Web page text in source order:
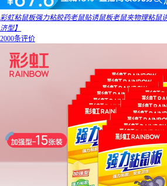
彩虹粘鼠板强力粘胶药老鼠贴诱鼠板老鼠夹物理粘鼠
济型】
2000条评价